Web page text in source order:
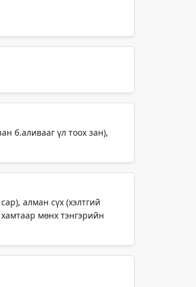
б.аливааг үл тоох зан),
алман сүх (хэлтгий
мөнх тэнгэрийн